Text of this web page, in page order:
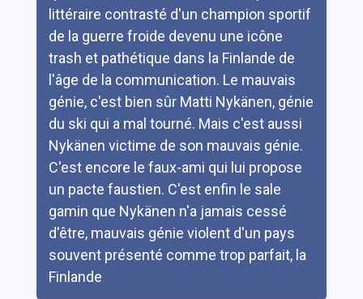
littéraire contrasté d'un champion sportif
de la guerre froide devenu une icône
trash et pathétique dans la Finlande de
l'âge de la communication. Le mauvais
génie, c'est bien sûr Matti Nykänen, génie
du ski qui a mal tourné. Mais c'est aussi
Nykänen victime de son mauvais génie.
C'est encore le faux-ami qui lui propose
un pacte faustien. C'est enfin le sale
gamin que Nykänen n'a jamais cessé
d'être, mauvais génie violent d'un pays
souvent présenté comme trop parfait, la
Finlande